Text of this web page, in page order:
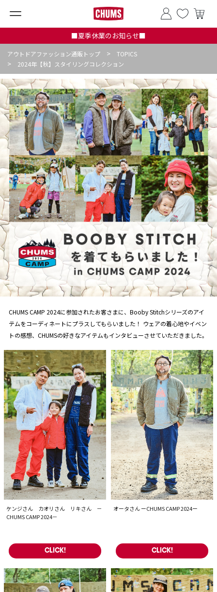
■夏季休業のお知らせ■
アウトドアファッション通販トップ > TOPICS
> 2024年【秋】スタイリングコレクション
CHUMS CAMP 2024に参加されたお客さまに、Booby Stitchシリーズのアイ
テムをコーディネートにプラスしてもらいました！ ウェアの着心地やイベン
トの感想、CHUMSの好きなアイテムもインタビューさせていただきました。
ケンジさん カオリさん リキさん －
CHUMS CAMP 2024－
CLICK!
オータさん ーCHUMS CAMP 2024ー
CLICK!